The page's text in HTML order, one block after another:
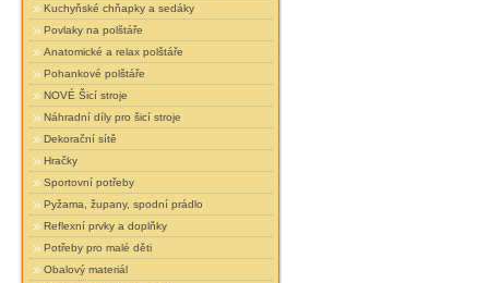
Kuchyňské chňapky a sedáky
Povlaky na polštáře
Anatomické a relax polštáře
Pohankové polštáře
NOVÉ Šicí stroje
Náhradní díly pro šicí stroje
Dekorační sítě
Hračky
Sportovní potřeby
Pyžama, župany, spodní prádlo
Reflexní prvky a doplňky
Potřeby pro malé děti
Obalový materiál